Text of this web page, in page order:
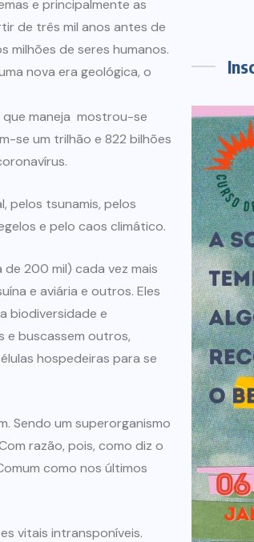
e principalmente as
de três mil anos antes de
de seres humanos.
nova era geológica, o
que maneja mostrou-se
se um trilhão e 822 bilhões
tsunamis, pelos
e pelo caos climático.
200 mil) cada vez mais
e aviária e outros. Eles
biodiversidade e
e buscassem outros,
hospedeiras para se
um superorganismo
razão, pois, como diz o
como nos últimos
vitais intransponíveis.